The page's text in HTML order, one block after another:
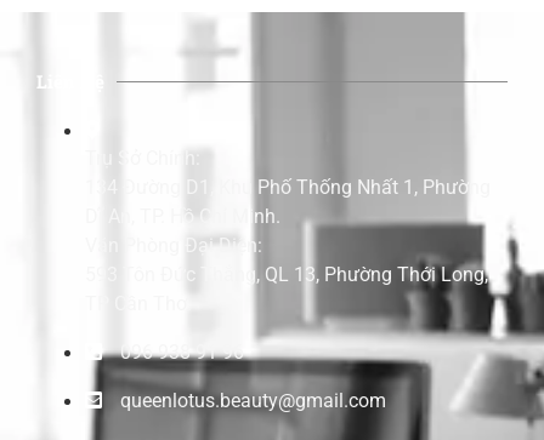
Liên Hệ
134 Đường D1, Khu Phố Thống Nhất 1, Phường
Dĩ An, TP. Hồ Chí Minh.
Văn Phòng Đại Diện:
593 Tôn Đức Thắng, QL 13, Phường Thới Long,
096 938 91 96
queenlotus.beauty@gmail.com